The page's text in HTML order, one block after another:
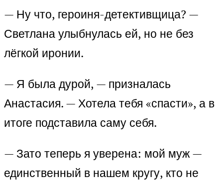
— Ну что, героиня-детективщица? —
Светлана улыбнулась ей, но не без
лёгкой иронии.
— Я была дурой, — призналась
Анастасия. — Хотела тебя «спасти», а в
итоге подставила саму себя.
— Зато теперь я уверена: мой муж —
единственный в нашем кругу, кто не